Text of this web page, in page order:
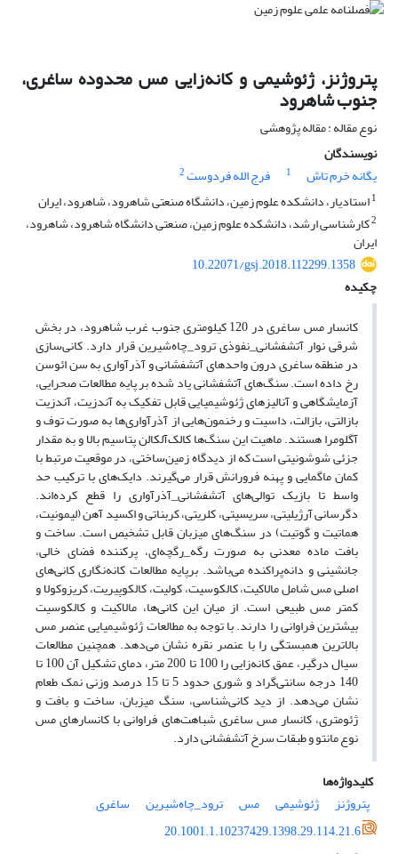
پتروژنز، ژئوشیمی و کانه‌زایی مس محدوده ساغری،
جنوب شاهرود
نوع مقاله : مقاله پژوهشی
نویسندگان
یگانه خرم تاش
1 فرج الله فردوست2
1استادیار، دانشکده علوم زمین، دانشگاه صنعتی شاهرود، شاهرود، ایران
2کارشناسی ارشد، دانشکده علوم زمین، صنعتی دانشگاه شاهرود، شاهرود،
ایران
10.22071/gsj.2018.112299.1358
چکیده
کانسار مس ساغری در 120 کیلومتری جنوب غرب شاهرود، در بخش
شرقی نوار آتشفشانی_نفوذی ترود_چاه‌شیرین قرار دارد. کانی‌سازی
در منطقه ساغری درون واحدهای آتشفشانی و آذرآواری به سن ائوسن
رخ داده است. سنگ‌های آتشفشانی یاد شده بر پایه مطالعات صحرایی،
آزمایشگاهی و آنالیزهای ژئوشیمیایی قابل تفکیک به آندزیت، آندزیت
بازالتی، بازالت، داسیت و رخنمون‌هایی از آذرآواری‌ها به صورت توف و
آگلومرا هستند. ماهیت این سنگ‌ها کالک‌آلکالن پتاسیم بالا و به مقدار
جزئی شوشونیتی است که از دیدگاه زمین‌ساختی، در موقعیت مرتبط با
کمان ماگمایی و پهنه فرورانش قرار می‌گیرند. دایک‌های با ترکیب حد
واسط تا بازیک توالی‌های آتشفشانی_آذرآواری را قطع کرده‌اند.
دگرسانی آرژیلیتی، سریسیتی، کلریتی، کربناتی و اکسید آهن (لیمونیت،
هماتیت و گوتیت) در سنگ‌های میزبان قابل تشخیص است. ساخت و
بافت ماده معدنی به صورت رگه_‌رگچه‌ای، پرکننده فضای خالی،
جانشینی و دانه‌پراکنده می‌باشد. برپایه مطالعات کانه‌نگاری کانی‌های
اصلی مس شامل مالاکیت، کالکوسیت، کولیت، کالکوپیریت، کریزوکولا و
کمتر مس طبیعی است. از میان این کانی‌ها، مالاکیت و کالکوسیت
بیشترین فراوانی را دارند. با توجه به مطالعات ژئوشیمیایی عنصر مس
بالاترین همبستگی را با عنصر نقره نشان می‌دهد. همچنین مطالعات
سیال درگیر، عمق کانه‌زایی را 100 تا 200 متر، دمای تشکیل آن 100 تا
140 درجه سانتی‌گراد و شوری حدود 5 تا 15 درصد وزنی نمک طعام
نشان می‌دهد. از دید کانی‌شناسی، سنگ میزبان، ساخت و بافت و
ژئومتری، کانسار مس ساغری شباهت‌های فراوانی با کانسارهای مس
نوع مانتو و طبقات سرخ آتشفشانی دارد.
کلیدواژه‌ها
پتروژنز
ژئوشیمی مس ترود_چاه‌شیرین
ساغری
20.1001.1.10237429.1398.29.114.21.6